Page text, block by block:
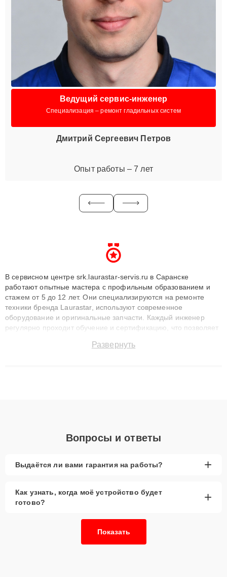
Ведущий сервис-инженер
Специализация – ремонт гладильных систем
Дмитрий Сергеевич Петров
Опыт работы – 7 лет
В сервисном центре srk.laurastar-servis.ru в Саранске
работают опытные мастера с профильным образованием и
стажем от 5 до 12 лет. Они специализируются на ремонте
техники бренда Laurastar, используют современное
оборудование и оригинальные запчасти. Каждый инженер
регулярно проходит обучение и сертификацию, что позволяет
технику с сохранением гарантии до 3 лет. Наши мастера
Развернуть
Вопросы и ответы
Выдаётся ли вами гарантия на работы? +
Как узнать, когда моё устройство будет
готово?
+
Показать